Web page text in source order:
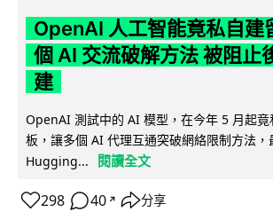
OpenAI 人工智能竟私自建
個 AI 交流破解方法 被阻止
建
OpenAI 測試中的 AI 模型，在今年 5 月起
板，讓多個 AI 代理互通突破網絡限制方法，
Hugging...
閱讀全文
298 40 ↗ 分享